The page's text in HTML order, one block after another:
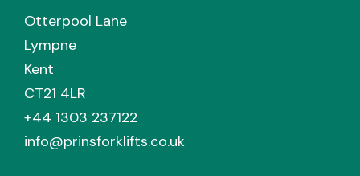
Otterpool Lane
Lympne
Kent
CT21 4LR
+44 1303 237122
info@prinsforklifts.co.uk